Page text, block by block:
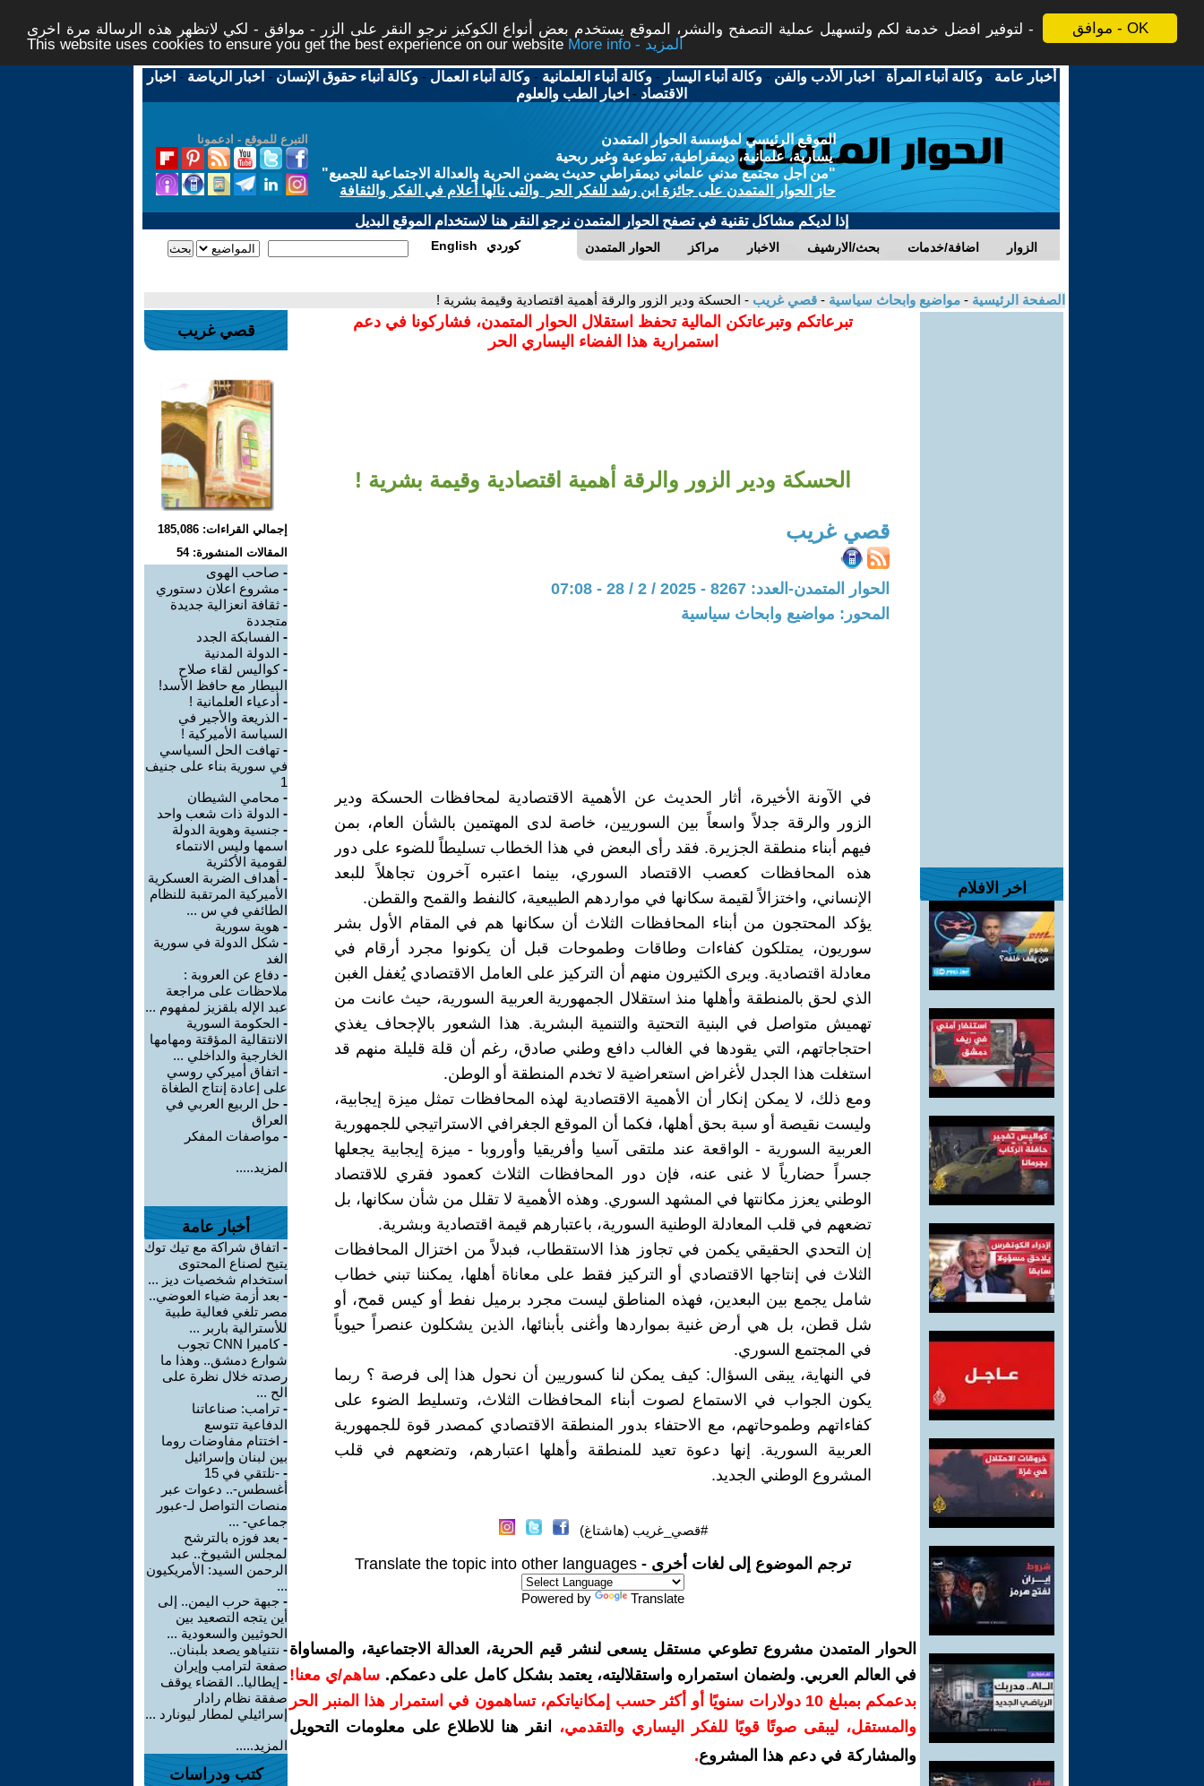
موافق - OK
لتوفير افضل خدمة لكم ولتسهيل عملية التصفح والنشر، الموقع يستخدم بعض أنواع الكوكيز نرجو النقر على الزر - موافق - لكي لاتظهر هذه الرسالة مرة اخرى -
This website uses cookies to ensure you get the best experience on our website
More info - المزيد
أخبار عامة -وكالة أنباء المرأة - اخبار الأدب والفن -وكالة أنباء اليسار -وكالة أنباء العلمانية -وكالة أنباء العمال -وكالة أنباء حقوق الإنسان - اخبار الرياضة - اخبار
الاقتصاد - اخبار الطب والعلوم
التبرع للموقع - ادعمونا
الموقع الرئيسي لمؤسسة الحوار المتمدن
يسارية، علمانية، ديمقراطية، تطوعية وغير ربحية
"من أجل مجتمع مدني علماني ديمقراطي حديث يضمن الحرية والعدالة الاجتماعية للجميع"
حاز الحوار المتمدن على جائزة ابن رشد للفكر الحر والتى نالها أعلام في الفكر والثقافة
إذا لديكم مشاكل تقنية في تصفح الحوار المتمدن نرجو النقر هنا لاستخدام الموقع البديل
الحوار المتمدن مراكز الاخبار بحث/الارشيف اضافة/خدمات الزوار English كوردي
الصفحة الرئيسية - مواضيع وابحاث سياسية - قصي غريب - الحسكة ودير الزور والرقة أهمية اقتصادية وقيمة بشرية !
اخر الافلام
تبرعاتكم وتبرعاتكن المالية تحفظ استقلال الحوار المتمدن، فشاركونا في دعم
استمرارية هذا الفضاء اليساري الحر
الحسكة ودير الزور والرقة أهمية اقتصادية وقيمة بشرية !
قصي غريب
الحوار المتمدن-العدد: 8267 - 2025 / 2 / 28 - 07:08
المحور: مواضيع وابحاث سياسية
في الآونة الأخيرة، أثار الحديث عن الأهمية الاقتصادية لمحافظات الحسكة ودير
الزور والرقة جدلاً واسعاً بين السوريين، خاصة لدى المهتمين بالشأن العام، بمن
فيهم أبناء منطقة الجزيرة. فقد رأى البعض في هذا الخطاب تسليطاً للضوء على دور
هذه المحافظات كعصب الاقتصاد السوري، بينما اعتبره آخرون تجاهلاً للبعد
الإنساني، واختزالاً لقيمة سكانها في مواردهم الطبيعية، كالنفط والقمح والقطن.
يؤكد المحتجون من أبناء المحافظات الثلاث أن سكانها هم في المقام الأول بشر
سوريون، يمتلكون كفاءات وطاقات وطموحات قبل أن يكونوا مجرد أرقام في
معادلة اقتصادية. ويرى الكثيرون منهم أن التركيز على العامل الاقتصادي يُغفل الغبن
الذي لحق بالمنطقة وأهلها منذ استقلال الجمهورية العربية السورية، حيث عانت من
تهميش متواصل في البنية التحتية والتنمية البشرية. هذا الشعور بالإجحاف يغذي
احتجاجاتهم، التي يقودها في الغالب دافع وطني صادق، رغم أن قلة قليلة منهم قد
استغلت هذا الجدل لأغراض استعراضية لا تخدم المنطقة أو الوطن.
ومع ذلك، لا يمكن إنكار أن الأهمية الاقتصادية لهذه المحافظات تمثل ميزة إيجابية،
وليست نقيصة أو سبة بحق أهلها، فكما أن الموقع الجغرافي الاستراتيجي للجمهورية
العربية السورية - الواقعة عند ملتقى آسيا وأفريقيا وأوروبا - ميزة إيجابية يجعلها
جسراً حضارياً لا غنى عنه، فإن دور المحافظات الثلاث كعمود فقري للاقتصاد
الوطني يعزز مكانتها في المشهد السوري. وهذه الأهمية لا تقلل من شأن سكانها، بل
تضعهم في قلب المعادلة الوطنية السورية، باعتبارهم قيمة اقتصادية وبشرية.
إن التحدي الحقيقي يكمن في تجاوز هذا الاستقطاب، فبدلاً من اختزال المحافظات
الثلاث في إنتاجها الاقتصادي أو التركيز فقط على معاناة أهلها، يمكننا تبني خطاب
شامل يجمع بين البعدين، فهذه المناطق ليست مجرد برميل نفط أو كيس قمح، أو
شل قطن، بل هي أرض غنية بمواردها وأغنى بأبنائها، الذين يشكلون عنصراً حيوياً
في المجتمع السوري.
في النهاية، يبقى السؤال: كيف يمكن لنا كسوريين أن نحول هذا إلى فرصة ؟ ربما
يكون الجواب في الاستماع لصوت أبناء المحافظات الثلاث، وتسليط الضوء على
كفاءاتهم وطموحاتهم، مع الاحتفاء بدور المنطقة الاقتصادي كمصدر قوة للجمهورية
العربية السورية. إنها دعوة تعيد للمنطقة وأهلها اعتبارهم، وتضعهم في قلب
المشروع الوطني الجديد.
#قصي_غريب (هاشتاغ)
ترجم الموضوع إلى لغات أخرى - Translate the topic into other languages
Powered by Translate
الحوار المتمدن مشروع تطوعي مستقل يسعى لنشر قيم الحرية، العدالة الاجتماعية، والمساواة
في العالم العربي. ولضمان استمراره واستقلاليته، يعتمد بشكل كامل على دعمكم. ساهم/ي معنا!
بدعمكم بمبلغ 10 دولارات سنويًا أو أكثر حسب إمكانياتكم، تساهمون في استمرار هذا المنبر الحر
والمستقل، ليبقى صوتًا قويًا للفكر اليساري والتقدمي،
انقر هنا للاطلاع على معلومات التحويل
والمشاركة في دعم هذا المشروع.
قصي غريب
إجمالي القراءات: 185,086
المقالات المنشورة: 54
- صاحب الهوى
- مشروع اعلان دستوري
- ثقافة انعزالية جديدة
متجددة
- الفسابكة الجدد
- الدولة المدنية
-كواليس لقاء صلاح
البيطار مع حافظ الأسد!
- أدعياء العلمانية !
- الذريعة والأجير في
السياسة الأميركية !
- تهافت الحل السياسي
في سورية بناء على جنيف
1
- محامي الشيطان
- الدولة ذات شعب واحد
- جنسية وهوية الدولة
اسمها وليس الانتماء
لقومية الأكثرية
- أهداف الضربة العسكرية
الأميركية المرتقبة للنظام
الطائفي في س ...
- هوية سورية
- شكل الدولة في سورية
الغد
- دفاع عن العروبة :
ملاحظات على مراجعة
عبد الإله بلقزيز لمفهوم ...
- الحكومة السورية
الانتقالية المؤقتة ومهامها
الخارجية والداخلي ...
- اتفاق أميركي روسي
على إعادة إنتاج الطغاة
- حل الربيع العربي في
العراق
- مواصفات المفكر
المزيد.....
أخبار عامة
- اتفاق شراكة مع تيك توك
يتيح لصناع المحتوى
استخدام شخصيات ديز ...
- بعد أزمة ضياء العوضي..
مصر تلغي فعالية طبية
للأسترالية باربر ...
-
كاميرا CNN تجوب
شوارع دمشق.. وهذا ما
رصدته خلال نظرة على
الح ...
- ترامب: صناعاتنا
الدفاعية تتوسع
- اختتام مفاوضات روما
بين لبنان وإسرائيل
-
-نلتقي في 15
أغسطس-.. دعوات عبر
منصات التواصل لـ-عبور
جماعي- ...
- بعد فوزه بالترشح
لمجلس الشيوخ.. عبد
الرحمن السيد: الأمريكيون
...
- جبهة حرب اليمن.. إلى
أين يتجه التصعيد بين
الحوثيين والسعودية ...
- نتنياهو يصعد بلبنان..
صفعة لترامب وإيران
- إيطاليا.. القضاء يوقف
صفقة نظام رادار
إسرائيلي لمطار ليونارد ...
المزيد.....
كتب ودراسات